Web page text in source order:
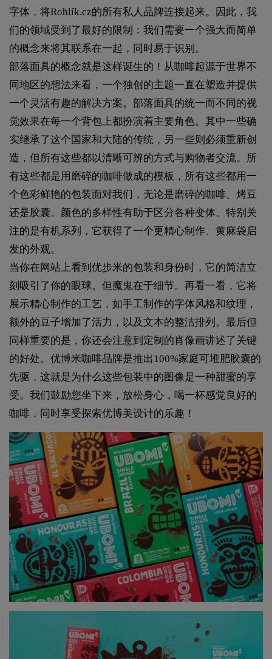
字体，将Rohlík.cz的所有私人品牌连接起来。因此，我
们的领域受到了最好的限制：我们需要一个强大而简单
的概念来将其联系在一起，同时易于识别。
部落面具的概念就是这样诞生的！从咖啡起源于世界不
同地区的想法来看，一个独创的主题一直在塑造并提供
一个灵活有趣的解决方案。部落面具的统一而不同的视
觉效果在每一个背包上都扮演着主要角色。其中一些确
实继承了这个国家和大陆的传统，另一些则必须重新创
造，但所有这些都以清晰可辨的方式与购物者交流。所
有这些都是用磨碎的咖啡做成的模板，所有这些都用一
个色彩鲜艳的包装面对我们，无论是磨碎的咖啡、烤豆
还是胶囊。颜色的多样性有助于区分各种变体。特别关
注的是有机系列，它获得了一个更精心制作、黄麻袋启
发的外观。
当你在网站上看到优步米的包装和身份时，它的简洁立
刻吸引了你的眼球。但魔鬼在于细节。再看一看，它将
展示精心制作的工艺，如手工制作的字体风格和纹理，
额外的豆子增加了活力，以及文本的整洁排列。最后但
同样重要的是，你还会注意到定制的肖像画讲述了关键
的好处。优博米咖啡品牌是推出100%家庭可堆肥胶囊的
先驱，这就是为什么这些包装中的图像是一种甜蜜的享
受。我们鼓励您坐下来，放松身心，喝一杯感觉良好的
咖啡，同时享受探索优博美设计的乐趣！